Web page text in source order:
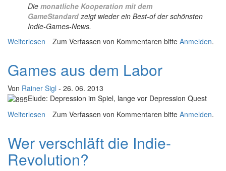
Die monatliche Kooperation mit dem
GameStandard zeigt wieder ein Best-of der schönsten
Indie-Games-News.
Weiterlesen über VGT goes GameStandard: Best of Indie Juni 2013
Zum Verfassen von Kommentaren bitte Anmelden.
Games aus dem Labor
Von Rainer Sigl - 26. 06. 2013
Elude: Depression im Spiel, lange vor Depression Quest
Weiterlesen über Games aus dem Labor
Zum Verfassen von Kommentaren bitte Anmelden.
Wer verschläft die Indie-
Revolution?